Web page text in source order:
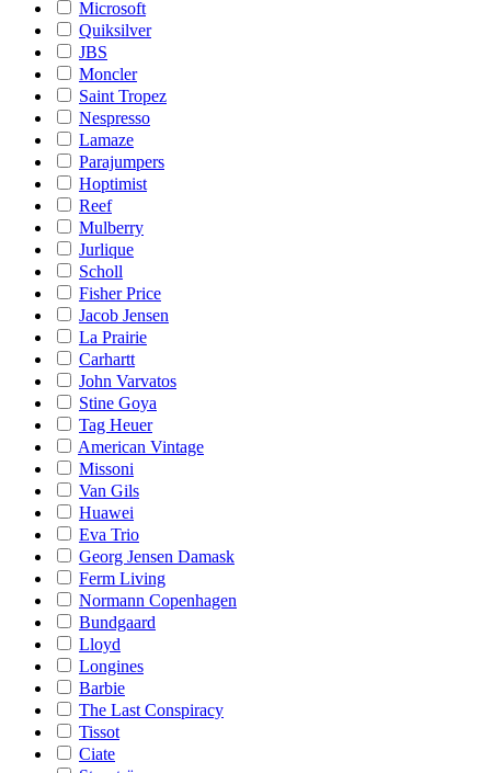
Microsoft
Quiksilver
JBS
Moncler
Saint Tropez
Nespresso
Lamaze
Parajumpers
Hoptimist
Reef
Mulberry
Jurlique
Scholl
Fisher Price
Jacob Jensen
La Prairie
Carhartt
John Varvatos
Stine Goya
Tag Heuer
American Vintage
Missoni
Van Gils
Huawei
Eva Trio
Georg Jensen Damask
Ferm Living
Normann Copenhagen
Bundgaard
Lloyd
Longines
Barbie
The Last Conspiracy
Tissot
Ciate